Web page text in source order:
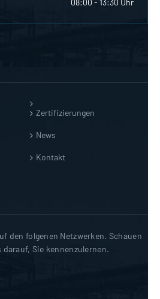
08:00 - 13:30 Uhr
Zertifizierungen
News
Kontakt
den folgenen Netzwerken. Schauen
Sie kennenzulernen.